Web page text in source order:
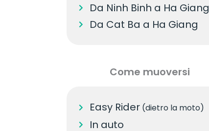
Da Ninh Binh a Ha Giang
Da Cat Ba a Ha Giang
Come muoversi
Easy Rider (dietro la moto)
In auto